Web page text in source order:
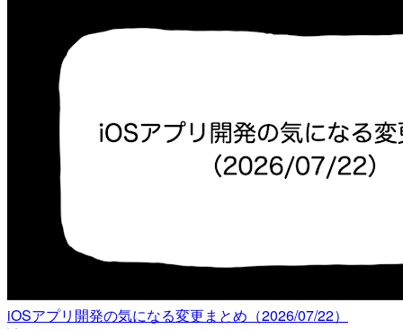
iOSアプリ開発の気になる変更まとめ（2026/07/22）